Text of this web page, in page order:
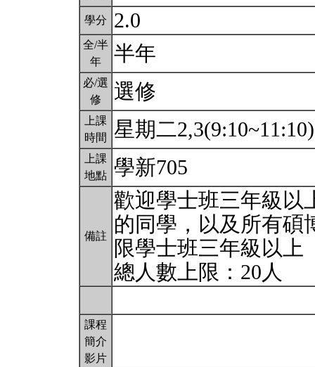
學分 2.0
全/半
年
半年
必/選
修
選修
上課
時間
星期二
上課
地點
學新705
備註
歡迎學士班三年級以
的同學，以及所有碩
限學士班三年級以上
總人數上限：20人
課程
簡介
影片